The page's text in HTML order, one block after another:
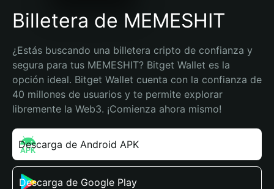
Billetera de MEMESHIT
¿Estás buscando una billetera cripto de confianza y
segura para tus MEMESHIT? Bitget Wallet es la
opción ideal. Bitget Wallet cuenta con la confianza de
40 millones de usuarios y te permite explorar
libremente la Web3. ¡Comienza ahora mismo!
Descarga de Android APK
Descarga de Google Play